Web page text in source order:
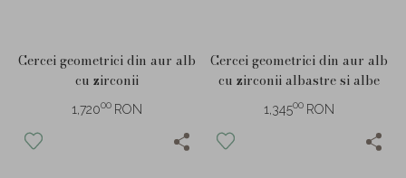
Cercei geometrici din aur alb
cu zirconii
1,72000 RON
Cercei geometrici din aur alb
cu zirconii albastre si albe
1,34500 RON